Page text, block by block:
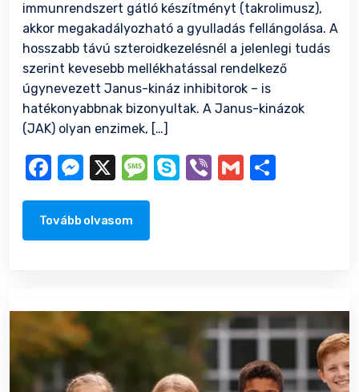
immunrendszert gátló készítményt (takrolimusz),
akkor megakadályozható a gyulladás fellángolása. A
hosszabb távú szteroidkezelésnél a jelenlegi tudás
szerint kevesebb mellékhatással rendelkező
úgynevezett Janus-kináz inhibitorok – is
hatékonyabbnak bizonyultak. A Janus-kinázok
(JAK) olyan enzimek, […]
Facebook
Messenger
X Message
Skype
ViberGmailOssza
Tovább olvasom